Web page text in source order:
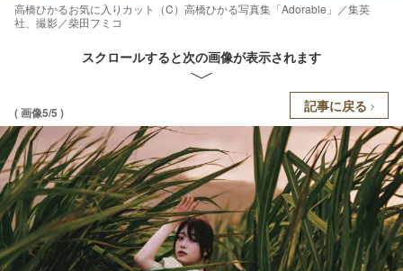
高橋ひかるお気に入りカット（C）高橋ひかる写真集「Adorable」／集英
社、撮影／柴田フミコ
スクロールすると次の画像が表示されます
( 画像5/5 ) 記事に戻る